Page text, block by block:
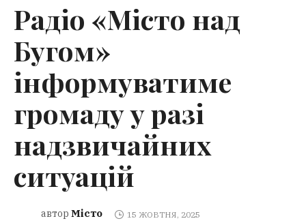
Радіо «Місто над
Бугом»
інформуватиме
громаду у разі
надзвичайних
ситуацій
автор Місто 15 ЖОВТНЯ, 2025